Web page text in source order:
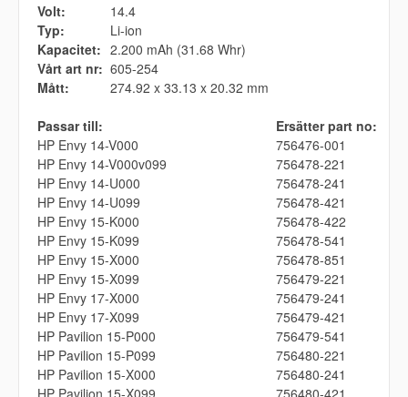
Volt:
14.4
Typ:
Li-ion
Kapacitet: 2.200 mAh (31.68 Whr)
Vårt art nr: 605-254
Mått:
274.92 x 33.13 x 20.32 mm
Passar till:
Ersätter part no:
HP Envy 14-V000
HP Envy 14-V000v099
HP Envy 14-U000
HP Envy 14-U099
HP Envy 15-K000
HP Envy 15-K099
HP Envy 15-X000
HP Envy 15-X099
HP Envy 17-X000
HP Envy 17-X099
HP Pavilion 15-P000
HP Pavilion 15-P099
HP Pavilion 15-X000
HP Pavilion 15-X099
756476-001
756478-221
756478-241
756478-421
756478-422
756478-541
756478-851
756479-221
756479-241
756479-421
756479-541
756480-221
756480-241
756480-421